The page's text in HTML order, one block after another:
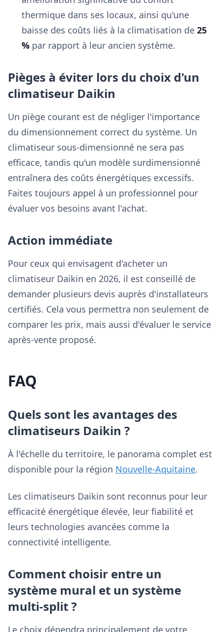
thermique dans ses locaux, ainsi qu'une
baisse des coûts liés à la climatisation de 25
% par rapport à leur ancien système.
Pièges à éviter lors du choix d'un
climatiseur Daikin
Un piège courant est de négliger l'importance
du dimensionnement correct du système. Un
climatiseur sous-dimensionné ne sera pas
efficace, tandis qu'un modèle surdimensionné
entraînera des coûts énergétiques excessifs.
Faites toujours appel à un professionnel pour
évaluer vos besoins avant l'achat.
Action immédiate
Pour ceux qui envisagent d'acheter un
climatiseur Daikin en 2026, il est conseillé de
demander plusieurs devis auprès d'installateurs
certifiés. Cela vous permettra non seulement de
comparer les prix, mais aussi d'évaluer le service
après-vente proposé.
FAQ
Quels sont les avantages des
climatiseurs Daikin ?
À l'échelle du territoire, le panorama complet est
disponible pour la région Nouvelle-Aquitaine.
Les climatiseurs Daikin sont reconnus pour leur
efficacité énergétique élevée, leur fiabilité et
leurs technologies avancées comme la
connectivité intelligente.
Comment choisir entre un
système mural et un système
multi-split ?
Le choix dépendra principalement de votre